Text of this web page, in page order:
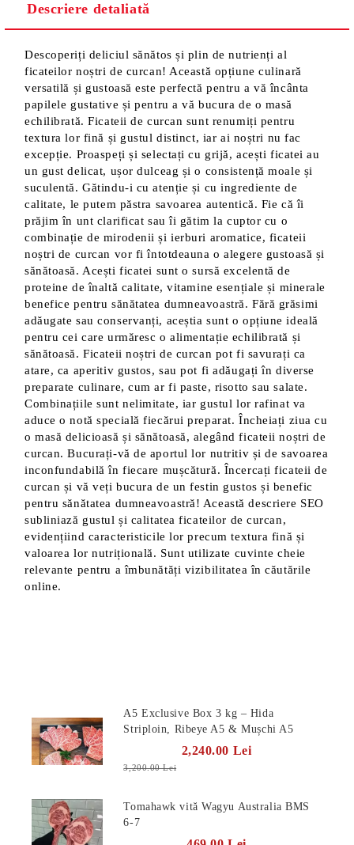
Descriere detaliată
Descoperiți deliciul sănătos și plin de nutrienți al
ficateilor noștri de curcan! Această opțiune culinară
versatilă și gustoasă este perfectă pentru a vă încânta
papilele gustative și pentru a vă bucura de o masă
echilibrată. Ficateii de curcan sunt renumiți pentru
textura lor fină și gustul distinct, iar ai noștri nu fac
excepție. Proaspeți și selectați cu grijă, acești ficatei au
un gust delicat, ușor dulceag și o consistență moale și
suculentă. Gătindu-i cu atenție și cu ingrediente de
calitate, le putem păstra savoarea autentică. Fie că îi
prăjim în unt clarificat sau îi gătim la cuptor cu o
combinație de mirodenii și ierburi aromatice, ficateii
noștri de curcan vor fi întotdeauna o alegere gustoasă și
sănătoasă. Acești ficatei sunt o sursă excelentă de
proteine de înaltă calitate, vitamine esențiale și minerale
benefice pentru sănătatea dumneavoastră. Fără grăsimi
adăugate sau conservanți, aceștia sunt o opțiune ideală
pentru cei care urmăresc o alimentație echilibrată și
sănătoasă. Ficateii noștri de curcan pot fi savurați ca
atare, ca aperitiv gustos, sau pot fi adăugați în diverse
preparate culinare, cum ar fi paste, risotto sau salate.
Combinațiile sunt nelimitate, iar gustul lor rafinat va
aduce o notă specială fiecărui preparat. Încheiați ziua cu
o masă delicioasă și sănătoasă, alegând ficateii noștri de
curcan. Bucurați-vă de aportul lor nutritiv și de savoarea
inconfundabilă în fiecare mușcătură. Încercați ficateii de
curcan și vă veți bucura de un festin gustos și benefic
pentru sănătatea dumneavoastră! Această descriere SEO
subliniază gustul și calitatea ficateilor de curcan,
evidențiind caracteristicile lor precum textura fină și
valoarea lor nutrițională. Sunt utilizate cuvinte cheie
relevante pentru a îmbunătăți vizibilitatea în căutările
online.
A5 Exclusive Box 3 kg – Hida
Striploin, Ribeye A5 & Mușchi A5
2,240.00 Lei
3,200.00 Lei
Tomahawk vită Wagyu Australia BMS
6-7